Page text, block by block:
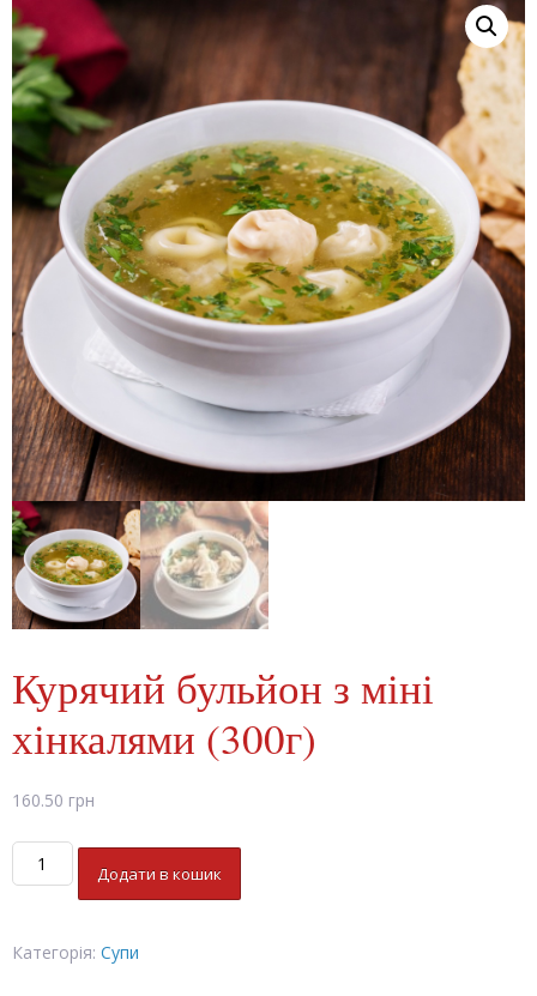
Курячий бульйон з міні
хінкалями (300г)
160.50 грн
Курячий
бульйон
хінкалями
Додати в кошик
Категорія: Супи